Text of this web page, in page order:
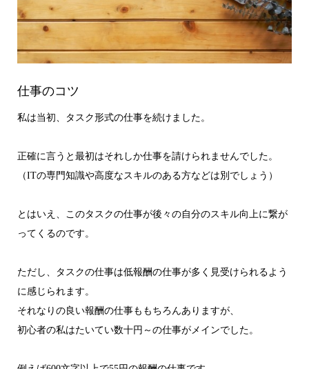
仕事のコツ
私は当初、タスク形式の仕事を続けました。
正確に言うと最初はそれしか仕事を請けられませんでした。
（ITの専門知識や高度なスキルのある方などは別でしょう）
とはいえ、このタスクの仕事が後々の自分のスキル向上に繋が
ってくるのです。
ただし、タスクの仕事は低報酬の仕事が多く見受けられるよう
に感じられます。
それなりの良い報酬の仕事ももちろんありますが、
初心者の私はたいてい数十円～の仕事がメインでした。